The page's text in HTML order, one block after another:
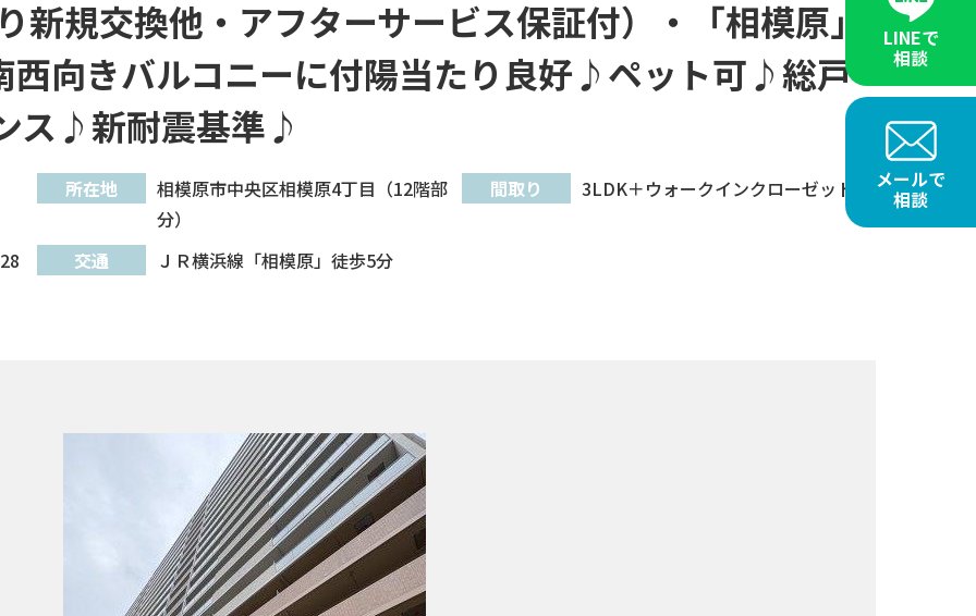
LINEで
相談
メールで
相談
規交換他・アフターサービス保証付）・「相模原」
向きバルコニーに付陽当たり良好♪ペット可♪総戸
ス♪新耐震基準♪
所在地
相模原市中央区相模原4丁目（12階部
分）
間取り 3LDK＋ウォークインクローゼット
交通 ＪＲ横浜線「相模原」徒歩5分